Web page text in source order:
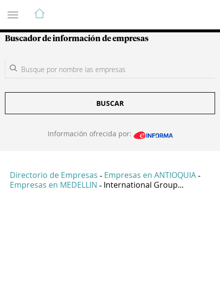
Guía de Empresas Colombianas
Buscador de información de empresas
BUSCAR
Información ofrecida por:
Directorio de Empresas - Empresas en ANTIOQUIA -
Empresas en MEDELLIN - International Group...